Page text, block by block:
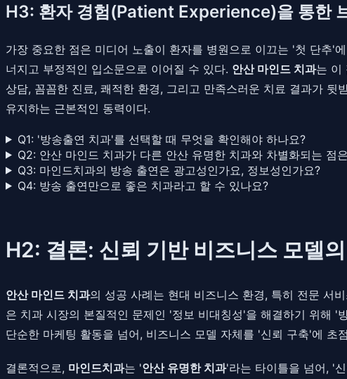
H3: 환자 경험(Patient Experience)을 통한
가장 중요한 점은 미디어 노출이 환자를 병원으로 이끄는 '첫 단추'
너지고 부정적인 입소문으로 이어질 수 있다. 안산 마인드 치과는 이
상담, 꼼꼼한 진료, 쾌적한 환경, 그리고 만족스러운 치료 결과가
유지하는 근본적인 동력이다.
Q1: '방송출연 치과'를 선택할 때 무엇을 확인해야 하나요?
Q2: 안산 마인드 치과가 다른 안산 유명한 치과와 차별화되는 점
Q3: 마인드치과의 방송 출연은 광고성인가요, 정보성인가요?
Q4: 방송 출연만으로 좋은 치과라고 할 수 있나요?
H2: 결론: 신뢰 기반 비즈니스 모델
안산 마인드 치과의 성공 사례는 현대 비즈니스 환경, 특히 전문 서
은 치과 시장의 본질적인 문제인 '정보 비대칭성'을 해결하기 위해 '
단순한 마케팅 활동을 넘어, 비즈니스 모델 자체를 '신뢰 구축'에 초
결론적으로, 마인드치과는 '안산 유명한 치과'라는 타이틀을 넘어, '